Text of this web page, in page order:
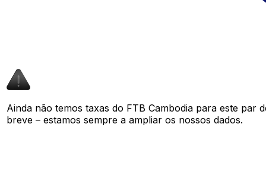
Ainda não temos taxas do FTB Cambodia para este par
breve – estamos sempre a ampliar os nossos dados.